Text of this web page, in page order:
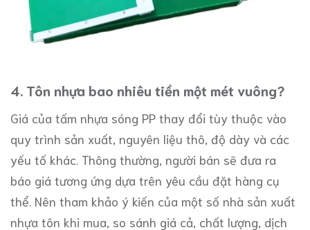
4. Tôn nhựa bao nhiêu tiền một mét vuông?
Giá của tấm nhựa sóng PP thay đổi tùy thuộc vào
quy trình sản xuất, nguyên liệu thô, độ dày và các
yếu tố khác. Thông thường, người bán sẽ đưa ra
báo giá tương ứng dựa trên yêu cầu đặt hàng cụ
thể. Nên tham khảo ý kiến ​​của một số nhà sản xuất
nhựa tôn khi mua, so sánh giá cả, chất lượng, dịch